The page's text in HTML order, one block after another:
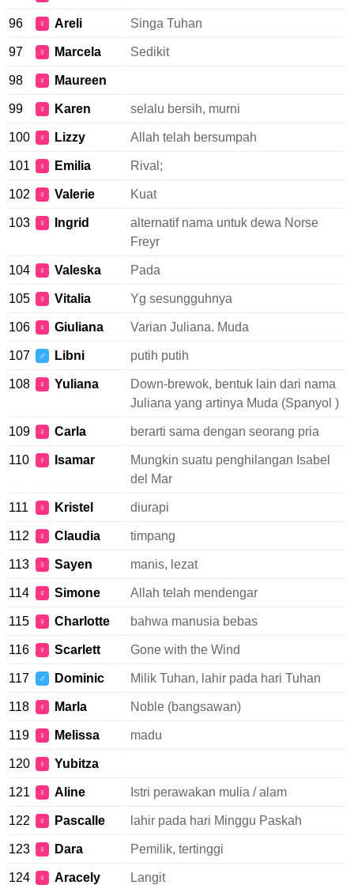
96 ♀ Areli Singa Tuhan
97 ♀ Marcela Sedikit
98 ♀ Maureen
99 ♀ Karen selalu bersih, murni
100 ♀ Lizzy Allah telah bersumpah
101 ♀ Emilia Rival;
102 ♀ Valerie Kuat
103 ♀ Ingrid
alternatif nama untuk dewa Norse
Freyr
104 ♀ Valeska Pada
105 ♀ Vitalia Yg sesungguhnya
106 ♀ Giuliana Varian Juliana. Muda
107 ♂ Libni putih putih
108 ♀ Yuliana
Down-brewok, bentuk lain dari nama
Juliana yang artinya Muda (Spanyol )
109 ♀ Carla berarti sama dengan seorang pria
110 ♀ Isamar
Mungkin suatu penghilangan Isabel
del Mar
111 ♀ Kristel diurapi
112 ♀ Claudia timpang
113 ♀ Sayen manis, lezat
114 ♀ Simone Allah telah mendengar
115 ♀ Charlotte bahwa manusia bebas
116 ♀ Scarlett Gone with the Wind
117 ♂ Dominic Milik Tuhan, lahir pada hari Tuhan
118 ♀ Marla Noble (bangsawan)
119 ♀ Melissa madu
120 ♀ Yubitza
121 ♀ Aline Istri perawakan mulia / alam
122 ♀ Pascalle lahir pada hari Minggu Paskah
123 ♀ Dara Pemilik, tertinggi
124 ♀ Aracely Langit